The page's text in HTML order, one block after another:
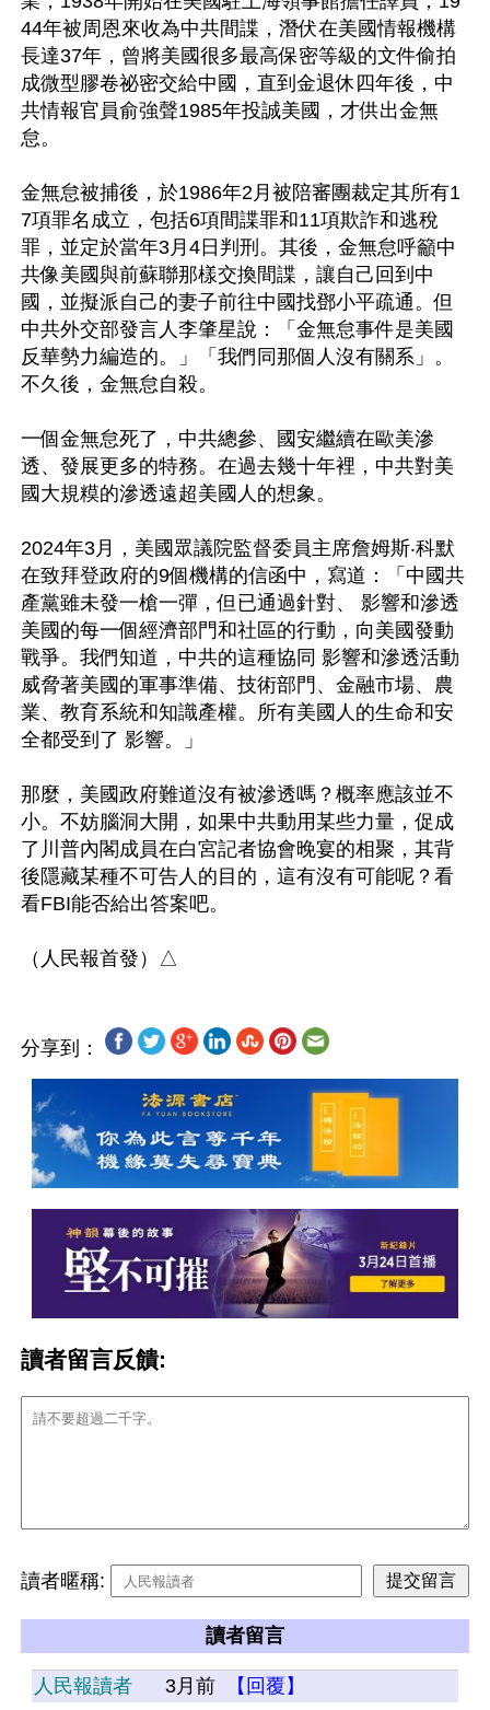
44年被周恩來收為中共間諜，潛伏在美國情報機構
長達37年，曾將美國很多最高保密等級的文件偷拍
成微型膠卷祕密交給中國，直到金退休四年後，中
共情報官員俞強聲1985年投誠美國，才供出金無
怠。
金無怠被捕後，於1986年2月被陪審團裁定其所有1
7項罪名成立，包括6項間諜罪和11項欺詐和逃稅
罪，並定於當年3月4日判刑。其後，金無怠呼籲中
共像美國與前蘇聯那樣交換間諜，讓自己回到中
國，並擬派自己的妻子前往中國找鄧小平疏通。但
中共外交部發言人李肇星說：「金無怠事件是美國
反華勢力編造的。」「我們同那個人沒有關系」。
不久後，金無怠自殺。
一個金無怠死了，中共總參、國安繼續在歐美滲
透、發展更多的特務。在過去幾十年裡，中共對美
國大規糢的滲透遠超美國人的想象。
2024年3月，美國眾議院監督委員主席詹姆斯‧科默
在致拜登政府的9個機構的信函中，寫道：「中國共
產黨雖未發一槍一彈，但已通過針對、 影響和滲透
美國的每一個經濟部門和社區的行動，向美國發動
戰爭。我們知道，中共的這種協同 影響和滲透活動
威脅著美國的軍事準備、技術部門、金融市場、農
業、教育系統和知識產權。所有美國人的生命和安
全都受到了 影響。」
那麼，美國政府難道沒有被滲透嗎？概率應該並不
小。不妨腦洞大開，如果中共動用某些力量，促成
了川普內閣成員在白宮記者協會晚宴的相聚，其背
後隱藏某種不可告人的目的，這有沒有可能呢？看
看FBI能否給出答案吧。
分享到：
讀者留言反饋:
讀者暱稱:
讀者留言
人民報讀者 3月前
【回覆】